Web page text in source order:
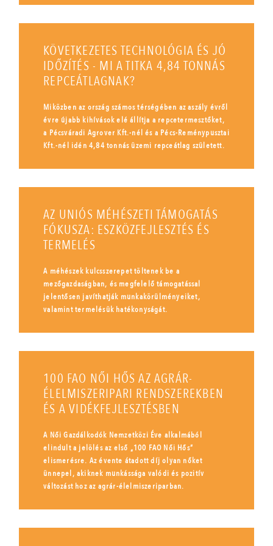
KÖVETKEZETES TECHNOLÓGIA ÉS JÓ
IDŐZÍTÉS - MI A TITKA 4,84 TONNÁS
REPCEÁTLAGNAK?
Miközben az ország számos térségében az aszály évről
évre újabb kihívások elé állítja a repcetermesztőket,
a Pécsváradi Agrover Kft.-nél és a Pécs-Reménypusztai
Kft.-nél idén 4,84 tonnás üzemi repceátlag született.
AZ UNIÓS MÉHÉSZETI TÁMOGATÁS
FÓKUSZA: ESZKÖZFEJLESZTÉS ÉS
TERMELÉS
A méhészek kulcsszerepet töltenek be a
mezőgazdaságban, és megfelelő támogatással
jelentősen javíthatják munkakörülményeiket,
valamint termelésük hatékonyságát.
100 FAO NŐI HŐS AZ AGRÁR-
ÉLELMISZERIPARI RENDSZEREKBEN
ÉS A VIDÉKFEJLESZTÉSBEN
A Női Gazdálkodók Nemzetközi Éve alkalmából
elindult a jelölés az első „100 FAO Női Hős”
elismerésre. Az évente átadott díj olyan nőket
ünnepel, akiknek munkássága valódi és pozitív
változást hoz az agrár-élelmiszeriparban.